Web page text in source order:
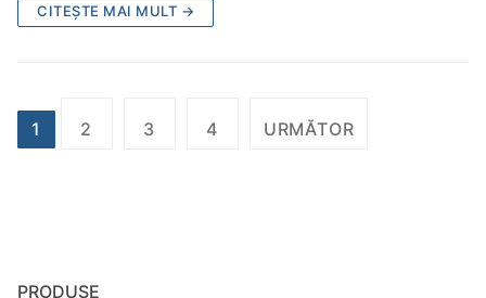
CITEȘTE MAI MULT →
1 2 3 4 URMĂTOR
PRODUSE